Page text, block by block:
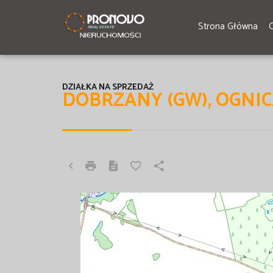
Strona Główna
DOBRZANY (GW),
DZIAŁKA NA SPRZEDAŻ